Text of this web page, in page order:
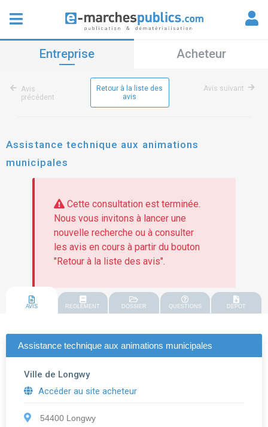
Entreprise Acheteur
Avis
précédent
Retour à la liste des
avis
Avis suivant
Assistance technique aux animations
municipales
Cette consultation est terminée.
Nous vous invitons à lancer une
nouvelle recherche ou à consulter
les avis en cours à partir du bouton
"Retour à la liste des avis".
AVIS REGLEMENT DOSSIER QUESTIONS DEPOT
Assistance technique aux animations municipales
Ville de Longwy
Accéder au site acheteur
54400 Longwy